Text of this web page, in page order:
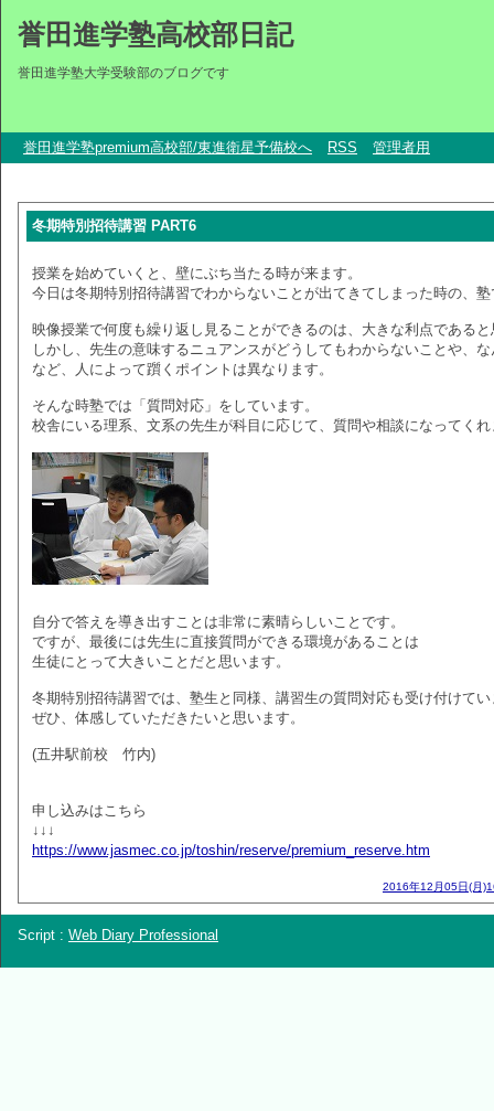
誉田進学塾高校部日記
誉田進学塾大学受験部のブログです
誉田進学塾premium高校部/東進衛星予備校へ RSS 管理者用
冬期特別招待講習 PART6
授業を始めていくと、壁にぶち当たる時が来ます。
今日は冬期特別招待講習でわからないことが出てきてしまった時の、
映像授業で何度も繰り返し見ることができるのは、大きな利点である
しかし、先生の意味するニュアンスがどうしてもわからないことや、
など、人によって躓くポイントは異なります。
そんな時塾では「質問対応」をしています。
校舎にいる理系、文系の先生が科目に応じて、質問や相談になってくれ
自分で答えを導き出すことは非常に素晴らしいことです。
ですが、最後には先生に直接質問ができる環境があることは
生徒にとって大きいことだと思います。
冬期特別招待講習では、塾生と同様、講習生の質問対応も受け付けてい
ぜひ、体感していただきたいと思います。
(五井駅前校 竹内)
申し込みはこちら
↓↓↓
https://www.jasmec.co.jp/toshin/reserve/premium_reserve.htm
2016年12月05日(月
Script : Web Diary Professional